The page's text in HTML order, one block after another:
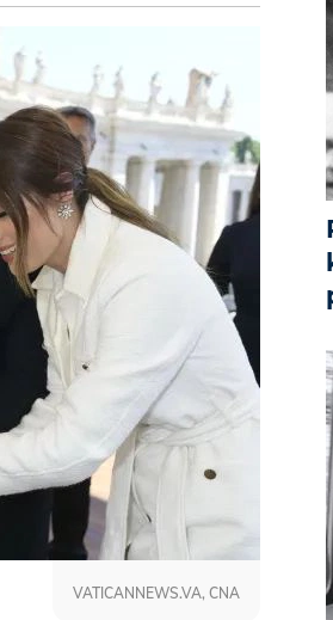
VATICANNEWS.VA, CNA